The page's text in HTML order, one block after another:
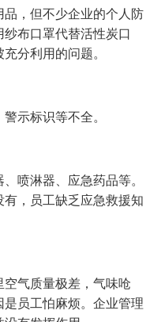
，但不少企业的个人防
布口罩代替活性炭口
分利用的问题。
示标识等不全。
喷淋器、应急药品等。
，员工缺乏应急救援知
气质量极差，气味呛
员工怕麻烦。企业管理